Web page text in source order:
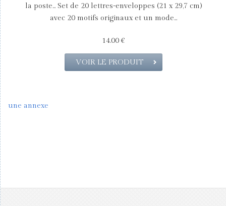
la poste... Set de 20 lettres-enveloppes (21 x 29,7 cm)
avec 20 motifs originaux et un mode...
14.00 €
VOIR LE PRODUIT
une annexe